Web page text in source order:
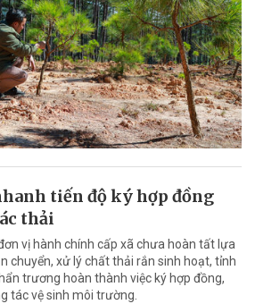
tiến độ ký hợp đồng
thải
vị hành chính cấp xã chưa hoàn tất lựa
chuyển, xử lý chất thải rắn sinh hoạt, tỉnh
trương hoàn thành việc ký hợp đồng,
tác vệ sinh môi trường.